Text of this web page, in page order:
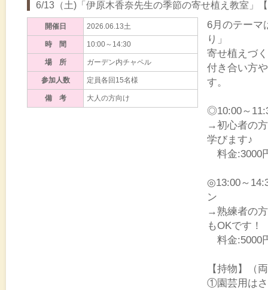
6/13（土)「伊原木香奈先生の季節の寄せ植え教室」
開催日 2026.06.13土
時 間 10:00～14:30
場 所 ガーデン内チャペル
参加人数 定員各回15名様
備 考 大人の方向け
6月のテーマ
り」
寄せ植えづ
付き合い方
す。
◎10:00～
→初心者の
学びます♪
料金:3000
◎13:00～
ン
→熟練者の
もOKです！
料金:5000
【持物】（
①園芸用は